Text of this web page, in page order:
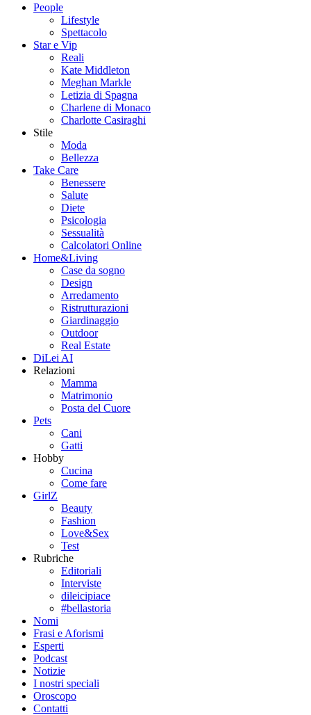
People
Lifestyle
Spettacolo
Star e Vip
Reali
Kate Middleton
Meghan Markle
Letizia di Spagna
Charlene di Monaco
Charlotte Casiraghi
Stile
Moda
Bellezza
Take Care
Benessere
Salute
Diete
Psicologia
Sessualità
Calcolatori Online
Home&Living
Case da sogno
Design
Arredamento
Ristrutturazioni
Giardinaggio
Outdoor
Real Estate
DiLei AI
Relazioni
Mamma
Matrimonio
Posta del Cuore
Pets
Cani
Gatti
Hobby
Cucina
Come fare
GirlZ
Beauty
Fashion
Love&Sex
Test
Rubriche
Editoriali
Interviste
dileicipiace
#bellastoria
Nomi
Frasi e Aforismi
Esperti
Podcast
Notizie
I nostri speciali
Oroscopo
Contatti